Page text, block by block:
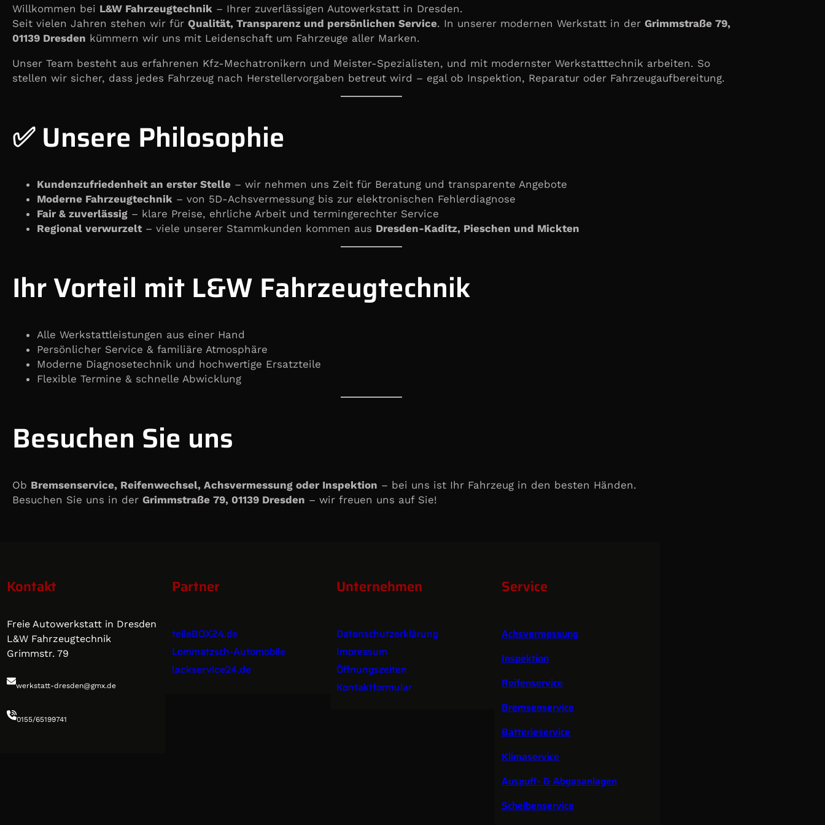
Willkommen bei L&W Fahrzeugtechnik – Ihrer zuverlässigen Autowerkstatt in Dresden.
Seit vielen Jahren stehen wir für Qualität, Transparenz und persönlichen Service. In unserer modernen Werkstatt in der Grimmstraße 79,
01139 Dresden kümmern wir uns mit Leidenschaft um Fahrzeuge aller Marken.
Unser Team besteht aus erfahrenen Kfz-Mechatronikern und Meister-Spezialisten, und mit modernster Werkstatttechnik arbeiten. So
stellen wir sicher, dass jedes Fahrzeug nach Herstellervorgaben betreut wird – egal ob Inspektion, Reparatur oder Fahrzeugaufbereitung.
✅ Unsere Philosophie
Kundenzufriedenheit an erster Stelle – wir nehmen uns Zeit für Beratung und transparente Angebote
Moderne Fahrzeugtechnik – von 5D-Achsvermessung bis zur elektronischen Fehlerdiagnose
Fair & zuverlässig – klare Preise, ehrliche Arbeit und termingerechter Service
Regional verwurzelt – viele unserer Stammkunden kommen aus Dresden-Kaditz, Pieschen und Mickten
Ihr Vorteil mit L&W Fahrzeugtechnik
Alle Werkstattleistungen aus einer Hand
Persönlicher Service & familiäre Atmosphäre
Moderne Diagnosetechnik und hochwertige Ersatzteile
Flexible Termine & schnelle Abwicklung
Besuchen Sie uns
Ob Bremsenservice, Reifenwechsel, Achsvermessung oder Inspektion – bei uns ist Ihr Fahrzeug in den besten Händen.
Besuchen Sie uns in der Grimmstraße 79, 01139 Dresden – wir freuen uns auf Sie!
Kontakt
Freie Autowerkstatt in Dresden
L&W Fahrzeugtechnik
Grimmstr. 79
werkstatt-dresden@gmx.de
0155/65199741
Partner
teileBOX24.de
Lommatzsch-Automobile
lackservice24.de
Unternehmen
Datenschutzerklärung
Impressum
Öffnungszeiten
Kontaktformular
Service
Achsvermessung
Inspektion
Reifenservice
Bremsenservice
Batterieservice
Klimaservice
Auspuff- & Abgasanlagen
Scheibenservice